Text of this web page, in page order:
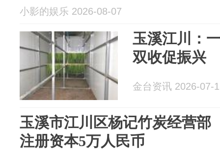
小影的娱乐 2026-08-07
玉溪江川：
双收促振兴
金台资讯 2026-07-
玉溪市江川区杨记竹炭经营部
注册资本5万人民币